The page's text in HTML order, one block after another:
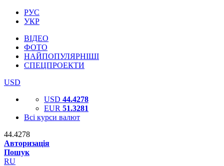
РУС
УКР
ВІДЕО
ФОТО
НАЙПОПУЛЯРНІШІ
СПЕЦПРОЕКТИ
USD
USD 44.4278
EUR 51.3281
Всі курси валют
44.4278
Авторизація
Пошук
RU